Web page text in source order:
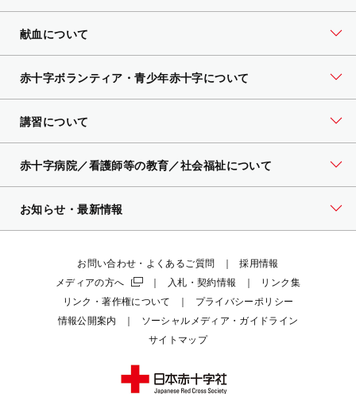
献血について
赤十字ボランティア・青少年赤十字について
講習について
赤十字病院／看護師等の教育／社会福祉について
お知らせ・最新情報
お問い合わせ・よくあるご質問
採用情報
メディアの方へ
入札・契約情報
リンク集
リンク・著作権について
プライバシーポリシー
情報公開案内
ソーシャルメディア・ガイドライン
サイトマップ